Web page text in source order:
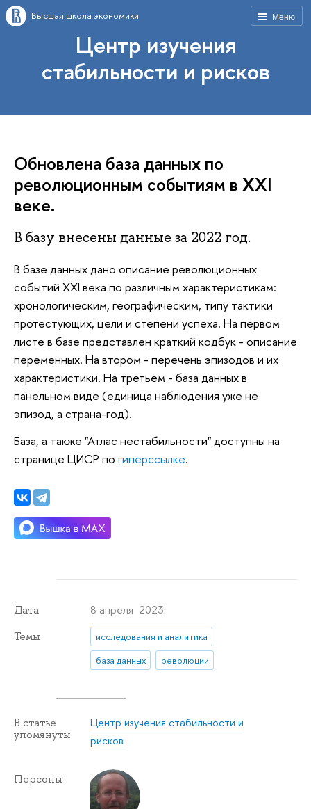
Меню
Высшая школа экономики
Центр изучения
стабильности и рисков
Обновлена база данных по
революционным событиям в XXI
веке.
В базу внесены данные за 2022 год.
В базе данных дано описание революционных
событий XXI века по различным характеристикам:
хронологическим, географическим, типу тактики
протестующих, цели и степени успеха. На первом
листе в базе представлен краткий кодбук - описание
переменных. На втором - перечень эпизодов и их
характеристики. На третьем - база данных в
панельном виде (единица наблюдения уже не
эпизод, а страна-год).
База, а также "Атлас нестабильности" доступны на
странице ЦИСР по гиперссылке.
Дата 8 апреля 2023
Темы
исследования и аналитика
база данных
революции
В статье
упомянуты
Центр изучения стабильности и
рисков
Персоны